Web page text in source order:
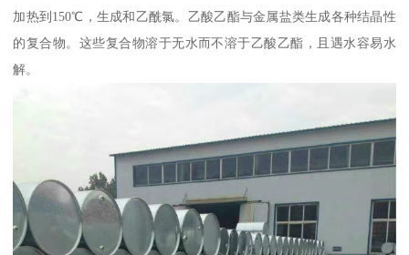
加热到150℃，生成和乙酰氯。乙酸乙酯与金属盐类生成各种结晶性
的复合物。这些复合物溶于无水而不溶于乙酸乙酯，且遇水容易水
解。